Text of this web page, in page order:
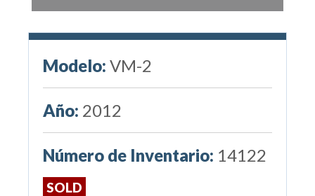
Modelo: VM-2
Año: 2012
Número de Inventario: 14122
SOLD